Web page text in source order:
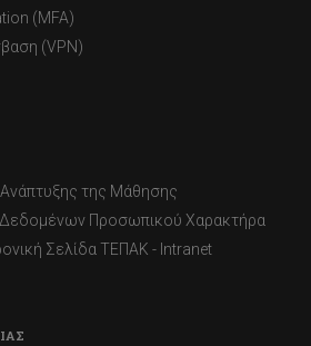
(MFA)
(VPN)
Ανάπτυξης της Μάθησης
Δεδομένων Προσωπικού Χαρακτήρα
Σελίδα ΤΕΠΑΚ - Intranet